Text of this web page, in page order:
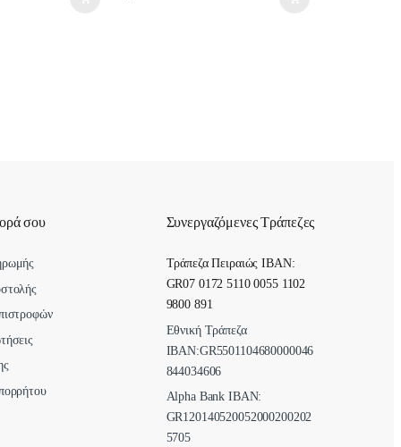
σου Συνεργαζόμενες Τράπεζες
Τράπεζα Πειραιώς IBAN:
GR07 0172 5110 0055 1102
9800 891
Εθνική Τράπεζα
ΙΒΑΝ:GR5501104680000046
844034606
Alpha Bank ΙΒΑΝ:
GR120140520052000200202
5705